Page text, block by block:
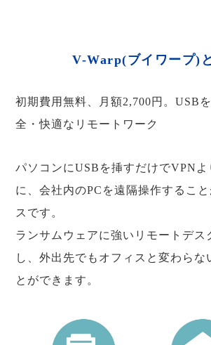
V-Warp(ブイワープ)
初期費用無料、月額2,700円。USB
全・快適なリモートワーク
パソコンにUSBを挿すだけでVPNよ
に、会社内のPCを遠隔操作するこ
スです。
ランサムウェアに強いリモートデス
し、外出先でもオフィスと変わらな
とができます。